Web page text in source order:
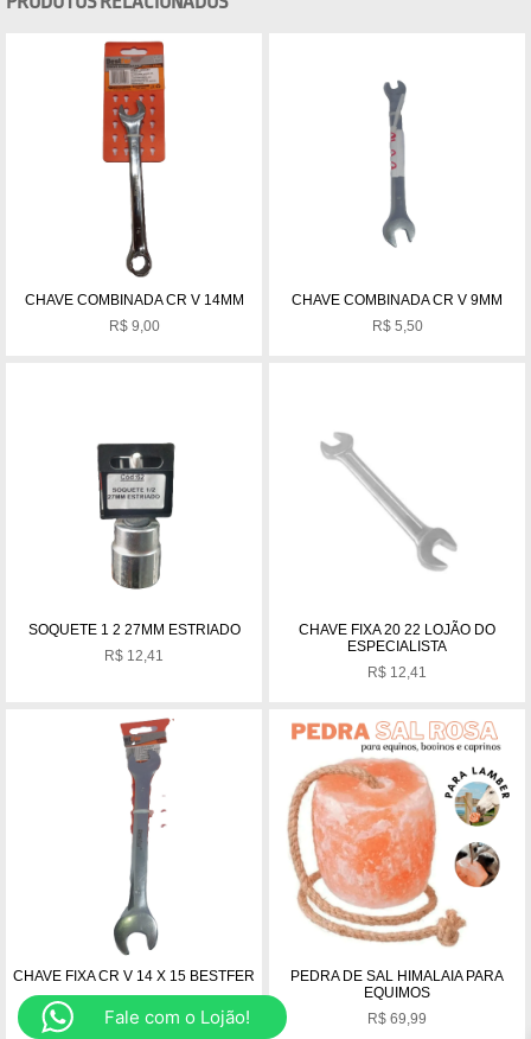
CHAVE COMBINADA CR V 14MM
R$9,00
CHAVE COMBINADA CR V 9MM
R$5,50
SOQUETE 1 2 27MM ESTRIADO
R$ 12,41
CHAVE FIXA 20 22 LOJÃO DO
ESPECIALISTA
R$ 12,41
CHAVE FIXA CR V 14 X 15 BESTFER
PEDRA DE SAL HIMALAIA PARA
EQUIMOS
R$ 69,99
Fale com o Lojão!